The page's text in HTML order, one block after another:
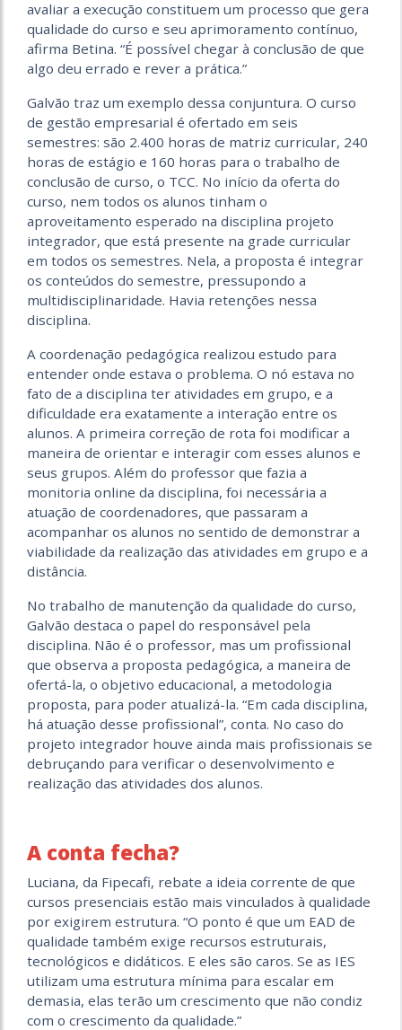
avaliar a execução constituem um processo que gera
qualidade do curso e seu aprimoramento contínuo,
afirma Betina. “É possível chegar à conclusão de que
algo deu errado e rever a prática.”
Galvão traz um exemplo dessa conjuntura. O curso
de gestão empresarial é ofertado em seis
semestres: são 2.400 horas de matriz curricular, 240
horas de estágio e 160 horas para o trabalho de
conclusão de curso, o TCC. No início da oferta do
curso, nem todos os alunos tinham o
aproveitamento esperado na disciplina projeto
integrador, que está presente na grade curricular
em todos os semestres. Nela, a proposta é integrar
os conteúdos do semestre, pressupondo a
multidisciplinaridade. Havia retenções nessa
disciplina.
A coordenação pedagógica realizou estudo para
entender onde estava o problema. O nó estava no
fato de a disciplina ter atividades em grupo, e a
dificuldade era exatamente a interação entre os
alunos. A primeira correção de rota foi modificar a
maneira de orientar e interagir com esses alunos e
seus grupos. Além do professor que fazia a
monitoria online da disciplina, foi necessária a
atuação de coordenadores, que passaram a
acompanhar os alunos no sentido de demonstrar a
viabilidade da realização das atividades em grupo e a
distância.
No trabalho de manutenção da qualidade do curso,
Galvão destaca o papel do responsável pela
disciplina. Não é o professor, mas um profissional
que observa a proposta pedagógica, a maneira de
ofertá-la, o objetivo educacional, a metodologia
proposta, para poder atualizá-la. “Em cada disciplina,
há atuação desse profissional”, conta. No caso do
projeto integrador houve ainda mais profissionais se
debruçando para verificar o desenvolvimento e
realização das atividades dos alunos.
A conta fecha?
Luciana, da Fipecafi, rebate a ideia corrente de que
cursos presenciais estão mais vinculados à qualidade
por exigirem estrutura. “O ponto é que um EAD de
qualidade também exige recursos estruturais,
tecnológicos e didáticos. E eles são caros. Se as IES
utilizam uma estrutura mínima para escalar em
demasia, elas terão um crescimento que não condiz
com o crescimento da qualidade.”